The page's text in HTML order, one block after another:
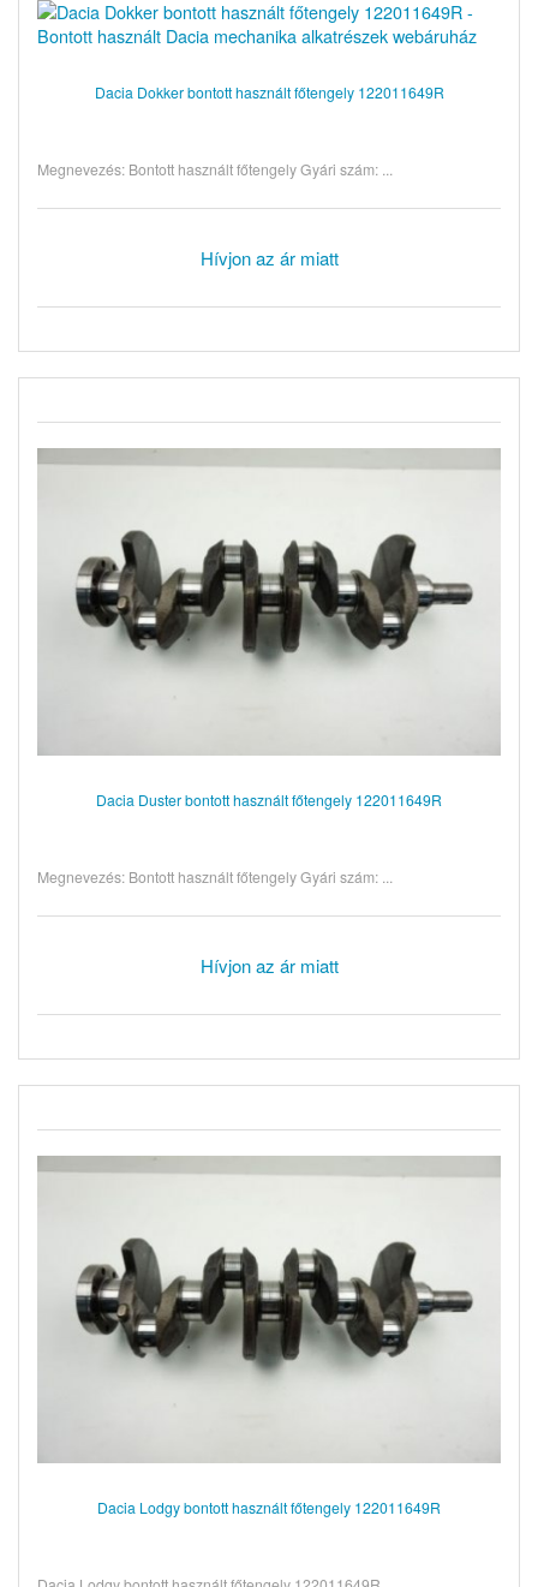
Dacia Dokker bontott használt főtengely 122011649R
Megnevezés: Bontott használt főtengely Gyári szám: ...
Hívjon az ár miatt
Dacia Duster bontott használt főtengely 122011649R
Megnevezés: Bontott használt főtengely Gyári szám: ...
Hívjon az ár miatt
Dacia Lodgy bontott használt főtengely 122011649R